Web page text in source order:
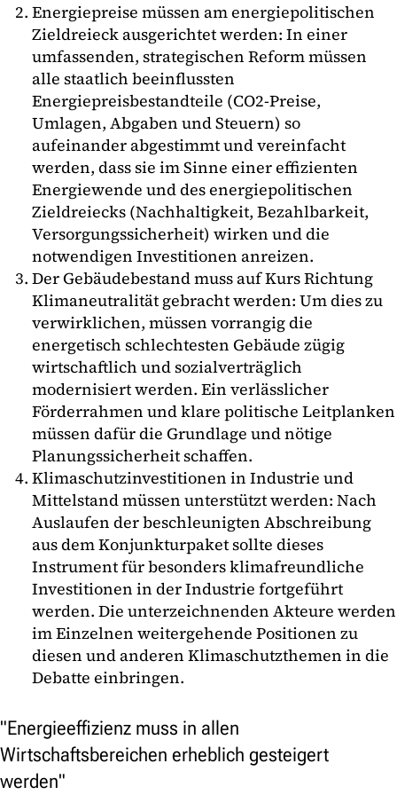
Energiepreise müssen am energiepolitischen
Zieldreieck ausgerichtet werden: In einer
umfassenden, strategischen Reform müssen
alle staatlich beeinflussten
Energiepreisbestandteile (CO2-Preise,
Umlagen, Abgaben und Steuern) so
aufeinander abgestimmt und vereinfacht
werden, dass sie im Sinne einer effizienten
Energiewende und des energiepolitischen
Zieldreiecks (Nachhaltigkeit, Bezahlbarkeit,
Versorgungssicherheit) wirken und die
notwendigen Investitionen anreizen.
Der Gebäudebestand muss auf Kurs Richtung
Klimaneutralität gebracht werden: Um dies zu
verwirklichen, müssen vorrangig die
energetisch schlechtesten Gebäude zügig
wirtschaftlich und sozialverträglich
modernisiert werden. Ein verlässlicher
Förderrahmen und klare politische Leitplanken
müssen dafür die Grundlage und nötige
Planungssicherheit schaffen.
Klimaschutzinvestitionen in Industrie und
Mittelstand müssen unterstützt werden: Nach
Auslaufen der beschleunigten Abschreibung
aus dem Konjunkturpaket sollte dieses
Instrument für besonders klimafreundliche
Investitionen in der Industrie fortgeführt
werden. Die unterzeichnenden Akteure werden
im Einzelnen weitergehende Positionen zu
diesen und anderen Klimaschutzthemen in die
Debatte einbringen.
"Energieeffizienz muss in allen
Wirtschaftsbereichen erheblich gesteigert
werden"